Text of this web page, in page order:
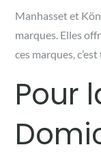
Manhasset et
marques. Elles
ces marques,
Pour